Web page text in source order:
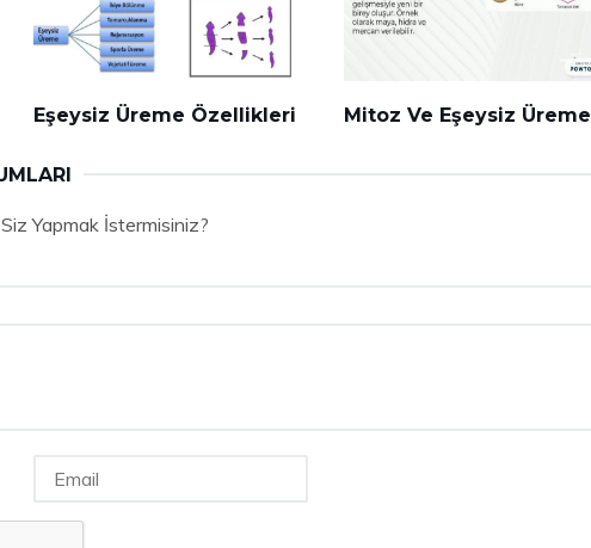
Eşeysiz Üreme Özellikleri Mitoz Ve Eşeysiz Üreme
Siz Yapmak İstermisiniz?